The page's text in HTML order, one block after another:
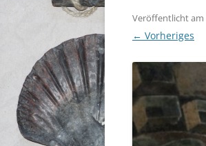
Veröffentlicht am
← Vorheriges